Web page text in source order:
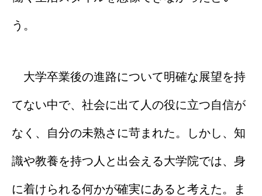
う。
大学卒業後の進路について明確な展望を持
てない中で、社会に出て人の役に立つ自信が
なく、自分の未熟さに苛まれた。しかし、知
識や教養を持つ人と出会える大学院では、身
に着けられる何かが確実にあると考えた。ま